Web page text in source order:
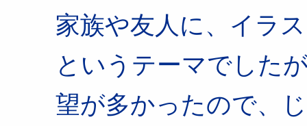
家族や友人に、イラ
というテーマでした
望が多かったので、